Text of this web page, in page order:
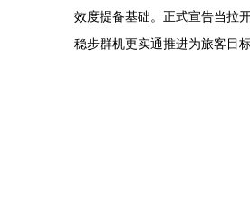
效度提备基础。正式宣告当拉
稳步群机更实通推进为旅客目